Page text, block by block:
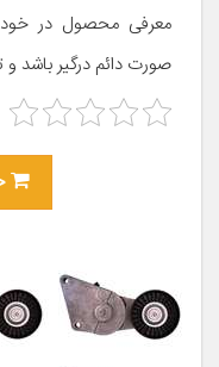
صورت دائم درگیر باشد